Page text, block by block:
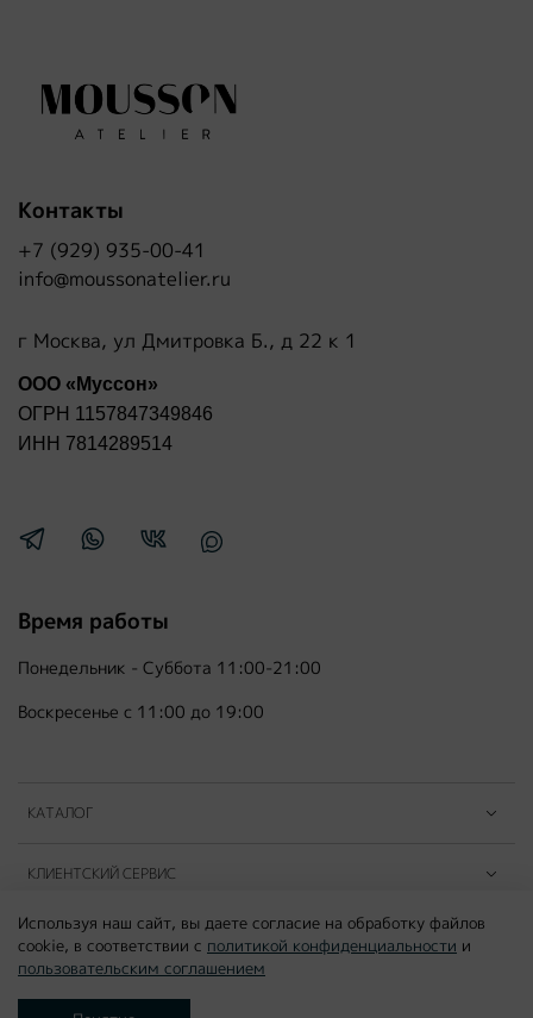
КАТАЛОГ
КЛИЕНТСКИЙ СЕРВИС
ПАРТНЁРЫ B2B
Время работы
Понедельник - Суббота 11:00-21:00
Воскресенье с 11:00 до 19:00
Контакты
+7 (929) 935-00-41
info@moussonatelier.ru
г Москва, ул Дмитровка Б., д 22 к 1
ООО «Муссон»
ОГРН 1157847349846
ИНН 7814289514
©2026MOUSSON ATELIER
Используя наш сайт, вы даете согласие на обработку файлов
cookie, в соответствии с политикой конфиденциальности и
пользовательским соглашением